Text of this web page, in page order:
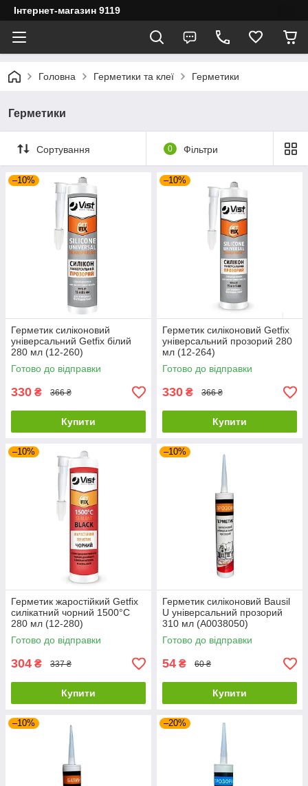
Інтернет-магазин 9119
Головна Герметики та клеї Герметики
Герметики
Сортування 0 Фільтри
–10%
Герметик силіконовий
універсальний Getfix білий
280 мл (12-260)
Готово до відправки
330 ₴ 366 ₴
Купити
–10%
Герметик силіконовий Getfix
універсальний прозорий 280
мл (12-264)
Готово до відправки
330 ₴ 366 ₴
Купити
–10%
Герметик жаростійкий Getfix
силікатний чорний 1500°C
280 мл (12-280)
Готово до відправки
304 ₴ 337 ₴
Купити
–10%
Герметик силіконовий Bausil
U універсальний прозорий
310 мл (А0038050)
Готово до відправки
54 ₴ 60 ₴
Купити
–10% –20%